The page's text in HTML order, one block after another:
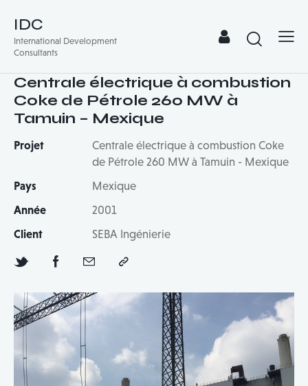
IDC
International Development
Consultants
Centrale électrique à combustion
Coke de Pétrole 260 MW à
Tamuin – Mexique
Projet
Centrale électrique à combustion Coke
de Pétrole 260 MW à Tamuin - Mexique
Pays
Mexique
Année
2001
Client
SEBA Ingénierie